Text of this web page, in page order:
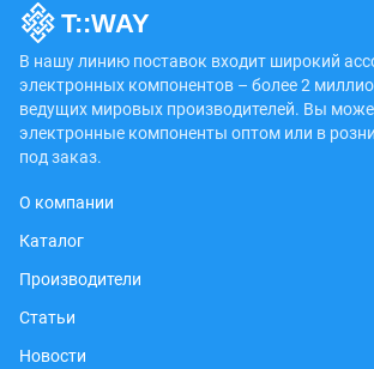
В нашу линию поставок входит широкий
электронных компонентов – более 2
ведущих мировых производителей. Вы
электронные компоненты оптом или в
под заказ.
О компании
Каталог
Производители
Статьи
Новости